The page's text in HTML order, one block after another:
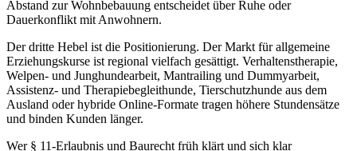
Abstand zur Wohnbebauung entscheidet über Ruhe oder
Dauerkonflikt mit Anwohnern.
Der dritte Hebel ist die Positionierung. Der Markt für allgemeine
Erziehungskurse ist regional vielfach gesättigt. Verhaltenstherapie,
Welpen- und Junghundearbeit, Mantrailing und Dummyarbeit,
Assistenz- und Therapiebegleithunde, Tierschutzhunde aus dem
Ausland oder hybride Online-Formate tragen höhere Stundensätze
und binden Kunden länger.
Wer § 11-Erlaubnis und Baurecht früh klärt und sich klar